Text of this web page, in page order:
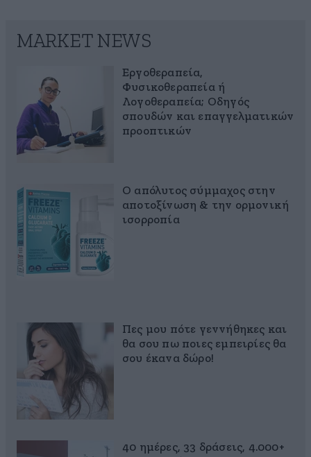
MARKET NEWS
Εργοθεραπεία,
Φυσικοθεραπεία ή
Λογοθεραπεία; Οδηγός
σπουδών και επαγγελματικών
προοπτικών
Ο απόλυτος σύμμαχος στην
αποτοξίνωση & την ορμονική
ισορροπία
Πες μου πότε γεννήθηκες και
θα σου πω ποιες εμπειρίες θα
σου έκανα δώρο!
40 ημέρες, 33 δράσεις, 4.000+